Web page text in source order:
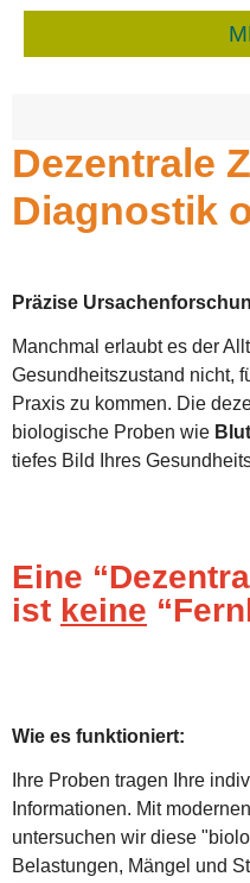
Dezentrale
Diagnostik
Präzise
Manchmal erlaubt es der
Gesundheitszustand nicht,
Praxis zu kommen. Die
biologische Proben wie
tiefes Bild Ihres
Eine
ist keine
Wie es funktioniert:
Ihre Proben tragen Ihre
Informationen. Mit
untersuchen wir diese
Belastungen, Mängel und